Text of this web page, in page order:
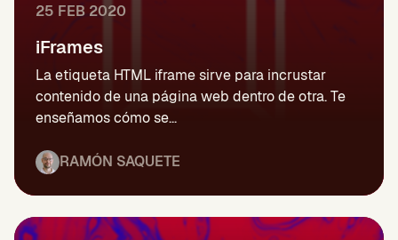
25 FEB 2020
iFrames
La etiqueta HTML iframe sirve para incrustar
contenido de una página web dentro de otra. Te
enseñamos cómo se...
RAMÓN SAQUETE